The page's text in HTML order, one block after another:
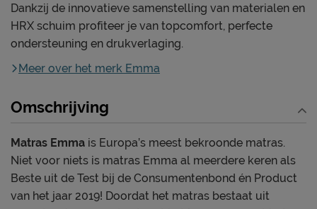
Dankzij de innovatieve samenstelling van materialen en
HRX schuim profiteer je van topcomfort, perfecte
ondersteuning en drukverlaging.
Meer over het merk Emma
Omschrijving
Matras Emma is Europa’s meest bekroonde matras.
Niet voor niets is matras Emma al meerdere keren als
Beste uit de Test bij de Consumentenbond én Product
van het jaar 2019! Doordat het matras bestaat uit